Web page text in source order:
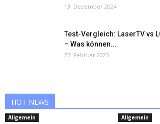
13. Dezember 2024
Test-Vergleich: LaserTV vs
– Was können...
27. Februar 2023
HOT NEWS
Allgemein Allgemein